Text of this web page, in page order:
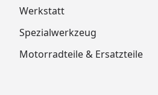
Werkstatt
Spezialwerkzeug
Motorradteile & Ersatzteile